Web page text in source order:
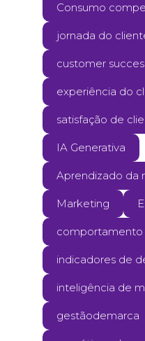
Consumo
jornada do
customer
experiência do
satisfação de
IA Generativa
Aprendizado da
Marketing
comportamento
indicadores de
inteligência de
gestãodemarca